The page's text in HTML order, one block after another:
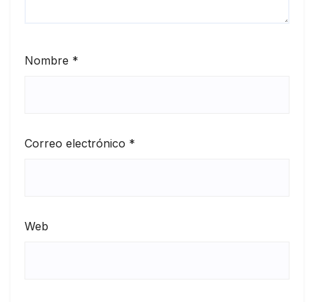
Nombre *
Correo electrónico *
Web